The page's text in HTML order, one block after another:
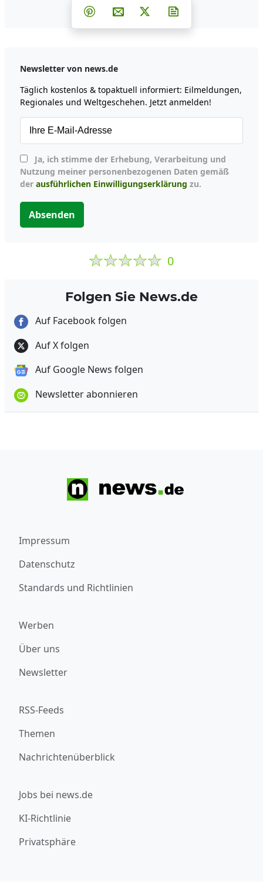
Teilen auf Facebook
Teilen auf Whatsapp
Teilen auf Telegram
Teilen auf Pinterest
Per E-Mail teilen
Post auf X
Newsletter von news.de
Täglich kostenlos & topaktuell informiert: Eilmeldungen,
Regionales und Weltgeschehen. Jetzt anmelden!
Nutzung meiner personenbezogenen Daten gemäß
der ausführlichen Einwilligungserklärung zu.
Absenden
0
Folgen Sie News.de
Auf Facebook folgen
Auf X folgen
Auf Google News folgen
Newsletter abonnieren
Impressum
Datenschutz
Standards und Richtlinien
Werben
Über uns
Newsletter
RSS-Feeds
Themen
Nachrichtenüberblick
Jobs bei news.de
KI-Richtlinie
Privatsphäre